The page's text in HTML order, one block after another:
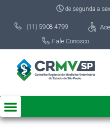
de segunda a
(11) 5908 4799
Fale Conosco